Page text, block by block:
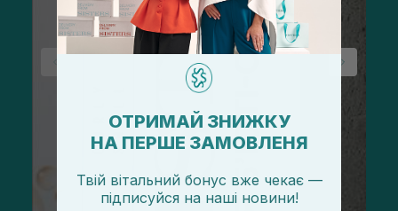
ОТРИМАЙ ЗНИЖКУ
НА ПЕРШЕ ЗАМОВЛЕНЯ
Твій вітальний бонус вже чекає —
підписуйся на наші новини!